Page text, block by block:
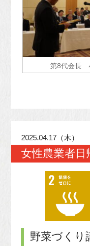
第8代会長
2025.04.17（木）
女性農業者日
野菜づくり